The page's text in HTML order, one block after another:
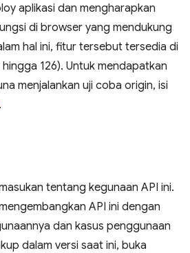
aplikasi dan mengharapkan
di browser yang mendukung
hal ini, fitur tersebut tersedia di
126). Untuk mendapatkan
menjalankan uji coba origin, isi
.
tentang kegunaan API ini.
API ini dengan
dan kasus penggunaan
dalam versi saat ini, buka